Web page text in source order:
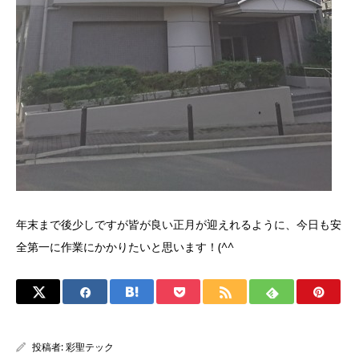
年末まで後少しですが皆が良い正月が迎えれるように、今日も安
全第一に作業にかかりたいと思います！(^^ゞ
投稿者:彩聖テック